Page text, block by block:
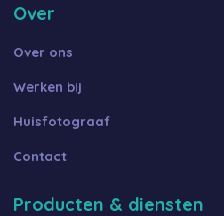
Over
Over ons
Werken bij
Huisfotograaf
Contact
Producten & diensten